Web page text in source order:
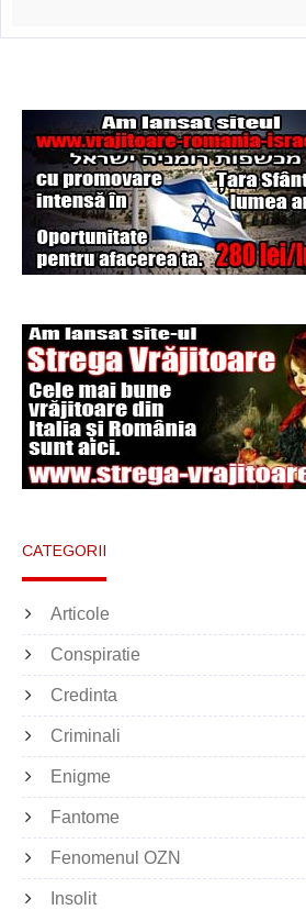
regele Arthur
Şi-a vândut soţia
pentru un ritual de
magie neagră
CATEGORII
Articole
Conspiratie
Credinta
Criminali
Enigme
Fantome
Fenomenul OZN
Insolit